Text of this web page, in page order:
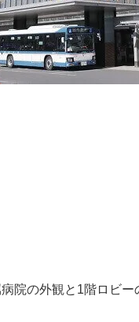
院の外観と1階ロビー